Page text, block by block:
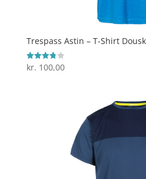
Trespass Astin – T-Shirt
Vurderet
3.8
kr. 100,00